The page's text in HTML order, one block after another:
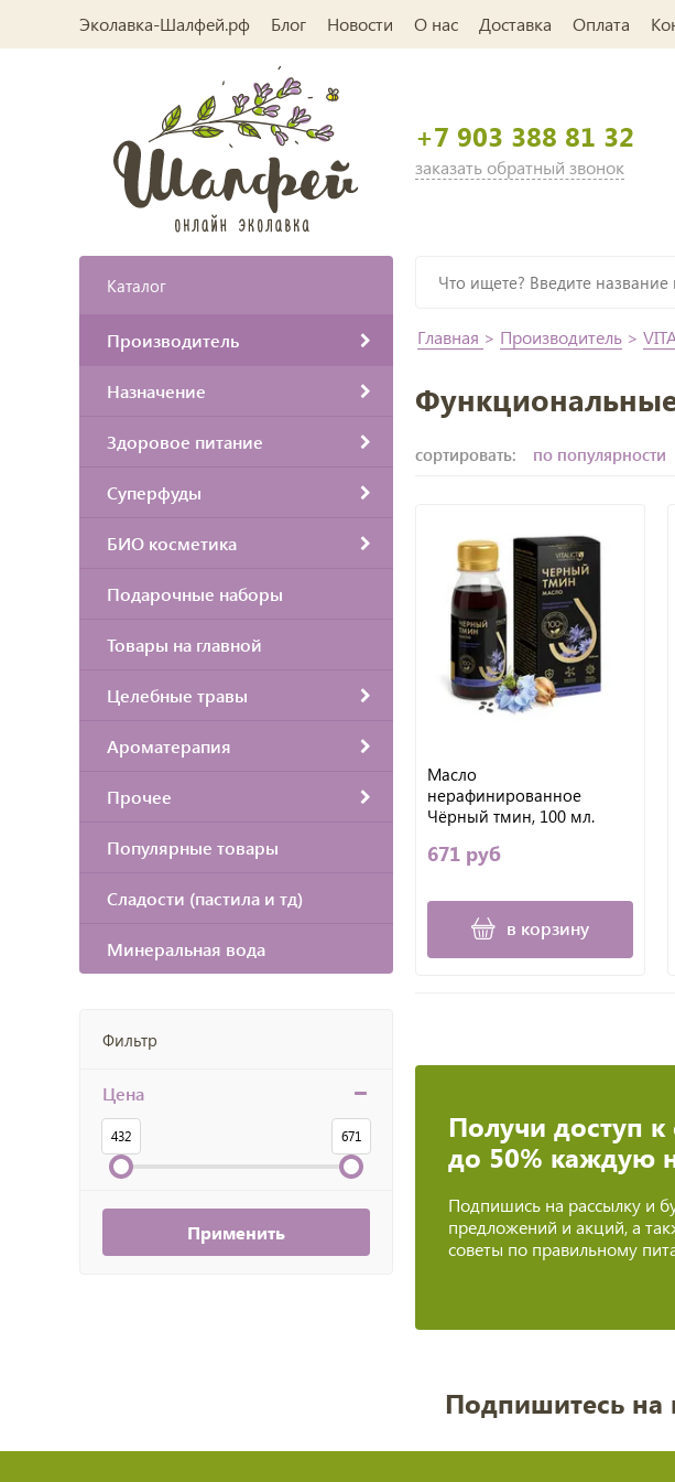
Эколавка-Шалфей.рф Блог Новости О нас Доставка Оплата
+7 903 388 81 32
заказать обратный звонок
Каталог
Производитель
Назначение
Здоровое питание
Суперфуды
БИО косметика
Подарочные наборы
Товары на главной
Целебные травы
Ароматерапия
Прочее
Популярные товары
Сладости (пастила и тд)
Минеральная вода
Фильтр
Цена
432 671
Применить
Главная > Производитель >
сортировать:
Масло
нерафинированное
Чёрный тмин, 100 мл.
Первый холодный отжим,
671 руб
в корзину
Получи доступ к
до 50% каждую
Подпишись на рассылку и
предложений и акций, а
советы по правильному
Подпишитесь на